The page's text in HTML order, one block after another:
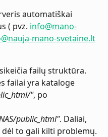
automatiškai
( pvz. info@mano-
mano-svetaine.lt
failų struktūra.
failai yra kataloge
", po
public_html". Daliai,
to gali kilti problemų.